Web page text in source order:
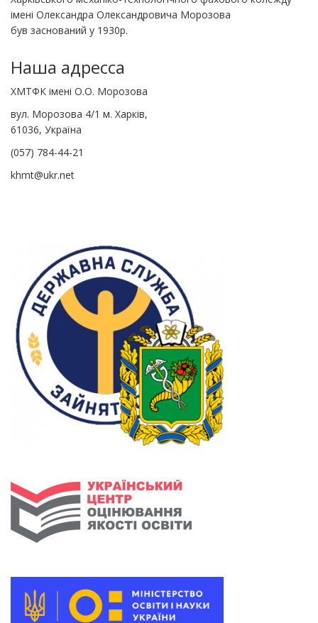
імені Олександра Олександровича Морозова
був заснований у 1930р.
Наша адресса
ХМТФК імені О.О. Морозова
вул. Морозова 4/1 м. Харків,
61036, Україна
(057) 784-44-21
khmt@ukr.net